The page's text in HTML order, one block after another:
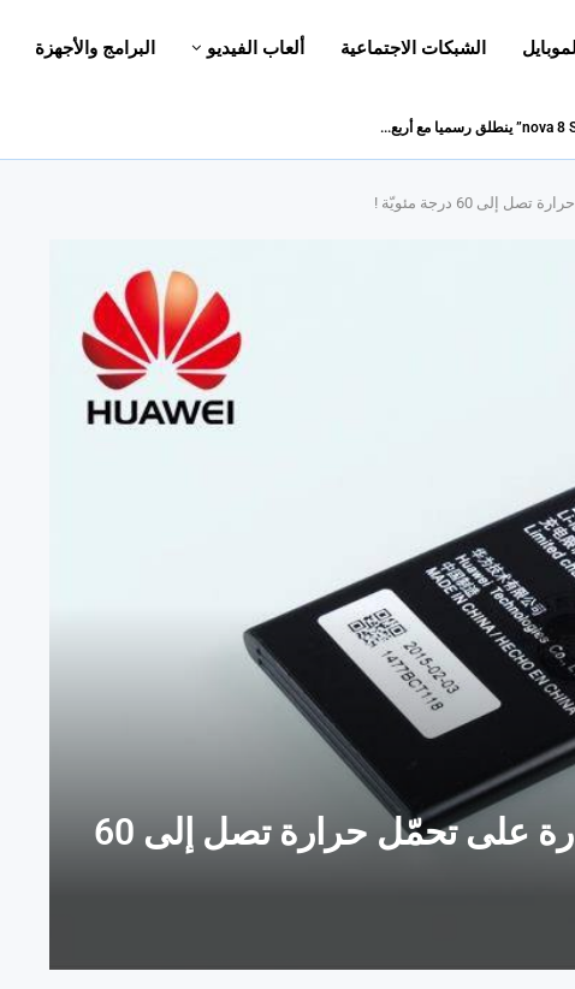
الشبكات الاجتماعية ألعاب الفيديو البرامج والأجهزة
60 درجة مئويّة !
هواوي تعلن عن بطّارية جديدة قادرة على تحمّل حرارة تصل إلى 60